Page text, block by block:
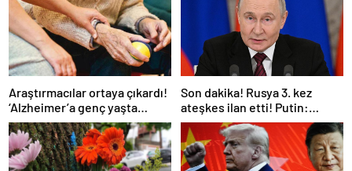
Araştırmacılar ortaya çıkardı!
‘Alzheimer’a genç yaşta
yakalanabilirsiniz’
Son dakika! Rusya 3. kez
ateşkes ilan etti! Putin:
Erdoğan ile görüşme
gerçekleştireceğiz